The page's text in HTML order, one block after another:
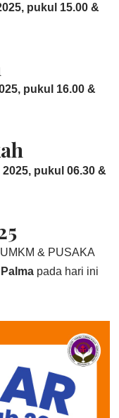
pukul 15.00 &
pukul 16.00 &
pukul 06.30 &
& PUSAKA
pada hari ini